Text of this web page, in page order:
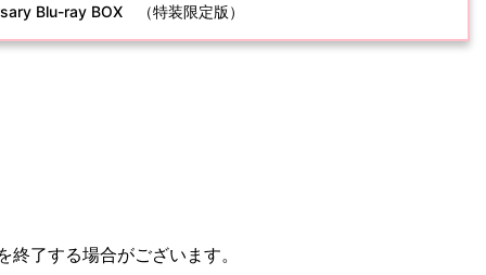
Blu-ray BOX （特装限定版）
了する場合がございます。